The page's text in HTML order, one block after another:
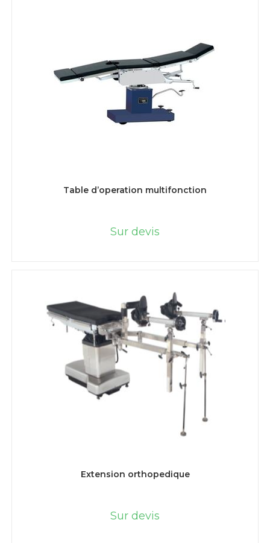
Table d’operation multifonction
Sur devis
Extension orthopedique
Sur devis